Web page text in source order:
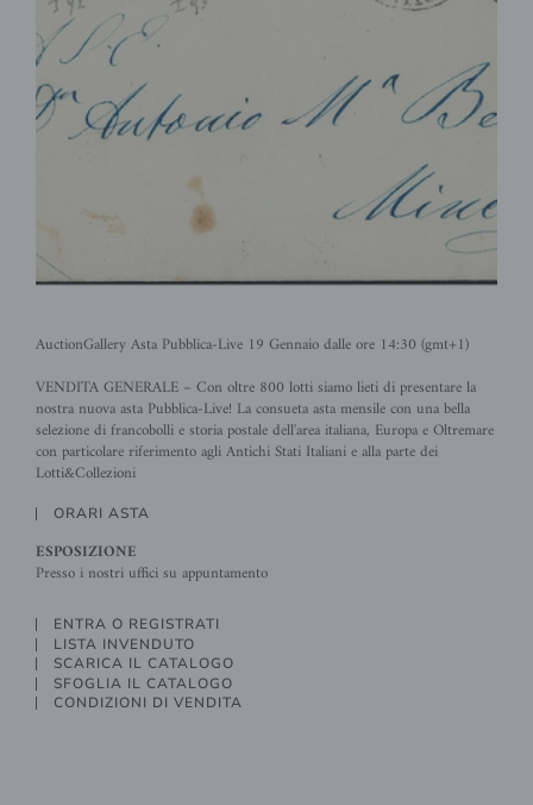
AuctionGallery Asta Pubblica-Live 19 Gennaio dalle ore 14:30 (gmt+1)
VENDITA GENERALE – Con oltre 800 lotti siamo lieti di presentare la
nostra nuova asta Pubblica-Live! La consueta asta mensile con una bella
selezione di francobolli e storia postale dell'area italiana, Europa e Oltremare
con particolare riferimento agli Antichi Stati Italiani e alla parte dei
Lotti&Collezioni
ORARI ASTA
ESPOSIZIONE
Presso i nostri uffici su appuntamento
ENTRA O REGISTRATI
LISTA INVENDUTO
SCARICA IL CATALOGO
SFOGLIA IL CATALOGO
CONDIZIONI DI VENDITA